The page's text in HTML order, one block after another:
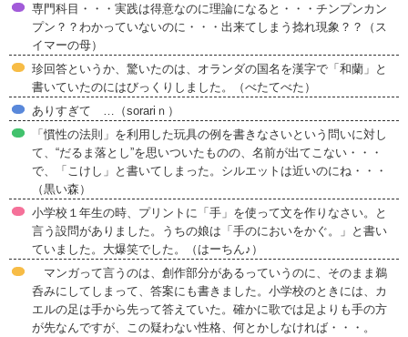
専門科目・・・実践は得意なのに理論になると・・・チンプンカン
プン？？わかっていないのに・・・出来てしまう捻れ現象？？（ス
イマーの母）
珍回答というか、驚いたのは、オランダの国名を漢字で「和蘭」と
書いていたのにはびっくりしました。（べたてべた）
ありすぎて …（sorariｎ）
「慣性の法則」を利用した玩具の例を書きなさいという問いに対し
て、“だるま落とし”を思いついたものの、名前が出てこない・・・
で、「こけし」と書いてしまった。シルエットは近いのにね・・・
（黒い森）
小学校１年生の時、プリントに「手」を使って文を作りなさい。と
言う設問がありました。うちの娘は「手のにおいをかぐ。」と書い
ていました。大爆笑でした。（はーちん♪）
マンガって言うのは、創作部分があるっていうのに、そのまま鵜
呑みにしてしまって、答案にも書きました。小学校のときには、カ
エルの足は手から先って答えていた。確かに歌では足よりも手の方
が先なんですが、この疑わない性格、何とかしなければ・・・。